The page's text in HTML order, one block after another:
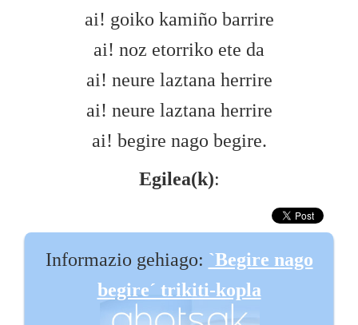
ai! goiko kamiño barrire
ai! noz etorriko ete da
ai! neure laztana herrire
ai! neure laztana herrire
ai! begire nago begire.
Egilea(k):
Informazio gehiago: `Begire nago
begire´ trikiti-kopla